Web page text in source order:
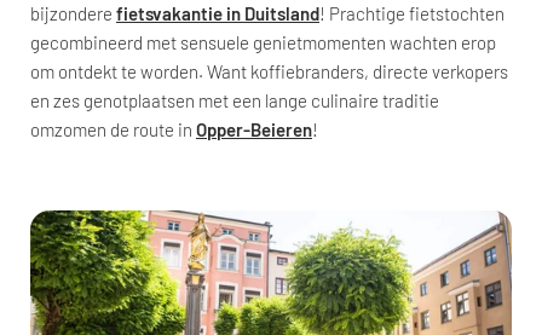
bijzondere fietsvakantie in Duitsland! Prachtige fietstochten
gecombineerd met sensuele genietmomenten wachten erop
om ontdekt te worden. Want koffiebranders, directe verkopers
en zes genotplaatsen met een lange culinaire traditie
omzomen de route in Opper-Beieren!